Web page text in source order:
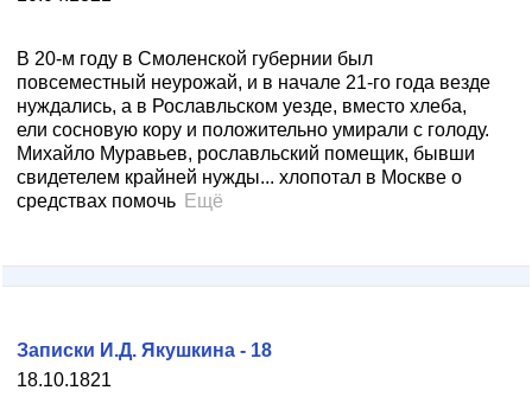
В 20-м году в Смоленской губернии был
повсеместный неурожай, и в начале 21-го года везде
нуждались, а в Рославльском уезде, вместо хлеба,
ели сосновую кору и положительно умирали с голоду.
Михайло Муравьев, рославльский помещик, бывши
свидетелем крайней нужды... хлопотал в Москве о
средствах помочь Ещё
18.10.1821
Записки И.Д. Якушкина - 18